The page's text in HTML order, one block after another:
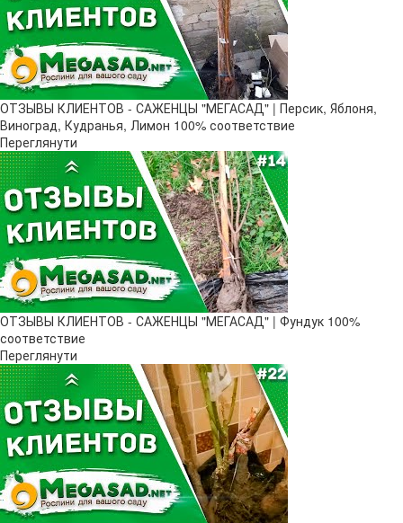
ОТЗЫВЫ КЛИЕНТОВ - САЖЕНЦЫ "МЕГАСАД" | Персик, Яблоня,
Виноград, Кудранья, Лимон 100% соответствие
Переглянути
ОТЗЫВЫ КЛИЕНТОВ - САЖЕНЦЫ "МЕГАСАД" | Фундук 100%
соответствие
Переглянути